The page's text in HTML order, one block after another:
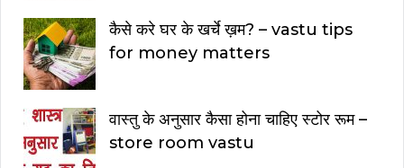
कैसे करे घर के खर्चे ख़म? – vastu tips
for money matters
वास्तु के अनुसार कैसा होना चाहिए स्टोर रूम –
store room vastu